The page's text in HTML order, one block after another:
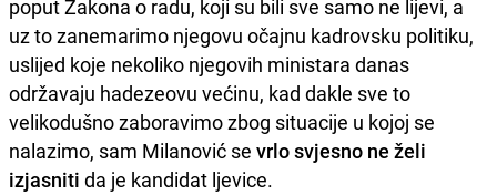
poput Zakona o radu, koji su bili sve samo ne lijevi, a
uz to zanemarimo njegovu očajnu kadrovsku politiku,
uslijed koje nekoliko njegovih ministara danas
održavaju hadezeovu većinu, kad dakle sve to
velikodušno zaboravimo zbog situacije u kojoj se
nalazimo, sam Milanović se vrlo svjesno ne želi
izjasniti da je kandidat ljevice.